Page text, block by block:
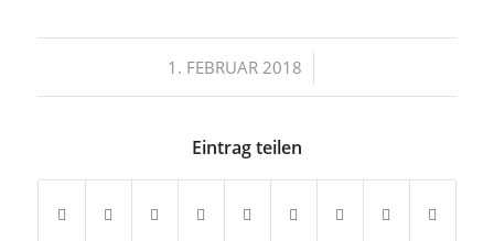
1. FEBRUAR 2018
/
Eintrag teilen